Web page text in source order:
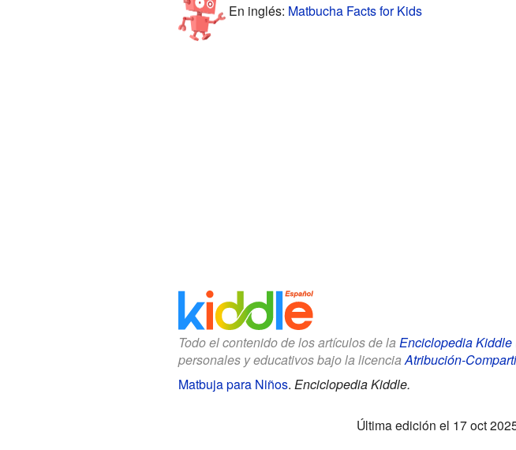
En inglés: Matbucha Facts for Kids
Todo el contenido de los artículos de la Enciclopedia Kiddle
personales y educativos bajo la licencia Atribución-
Matbuja para Niños. Enciclopedia Kiddle.
Última edición el 17 oct